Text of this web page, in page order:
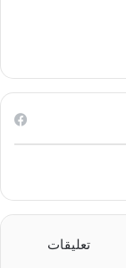
تعليقات